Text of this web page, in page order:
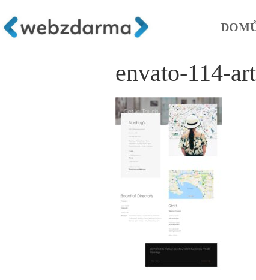
envato-114-